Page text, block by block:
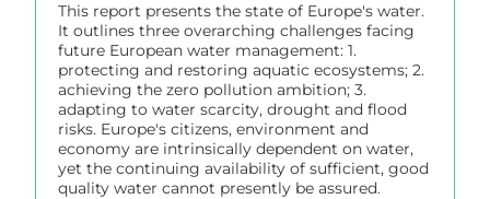
This report presents the state of Europe's water.
It outlines three overarching challenges facing
future European water management: 1.
protecting and restoring aquatic ecosystems; 2.
achieving the zero pollution ambition; 3.
adapting to water scarcity, drought and flood
risks. Europe's citizens, environment and
economy are intrinsically dependent on water,
yet the continuing availability of sufficient, good
quality water cannot presently be assured.